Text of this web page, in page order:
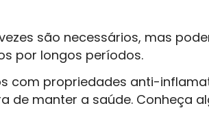
são necessários, mas
por longos períodos.
com propriedades anti-
de manter a saúde. Conheça